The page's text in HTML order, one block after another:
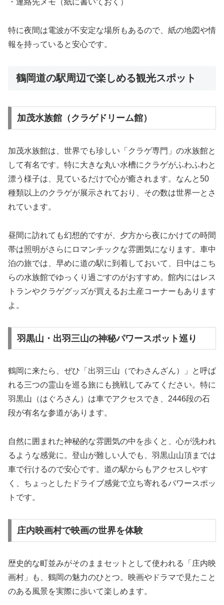
・連絡先メモ（紙に書いておく）
特に夜間は電波が不安定な場所もあるので、紙の地図や情
報を持っていると安心です。
鶴岡道の駅周辺で楽しめる観光スポット
加茂水族館（クラゲドリーム館）
加茂水族館は、世界でも珍しい「クラゲ専門」の水族館と
して有名です。特に大きな丸い水槽にクラゲがふわふわと
漂う様子は、見ているだけで心が癒されます。なんと50
種類以上のクラゲが展示されており、その数は世界一とさ
れています。
昼間に訪れても幻想的ですが、夕方から夜にかけての時間
帯は照明がさらにロマンチックな雰囲気になります。車中
泊の旅では、早めに道の駅に到着しておいて、日中はこち
らの水族館でゆっくり過ごすのがおすすめ。館内にはレス
トランやクラゲグッズが買えるお土産コーナーもあります
よ。
羽黒山・出羽三山の神秘パワースポット巡り
鶴岡に来たら、ぜひ「出羽三山（でわさんざん）」と呼ば
れる三つの霊山を巡る旅にも挑戦してみてください。特に
羽黒山（はぐろさん）は車でアクセスでき、2446段の石
段が有名な参道があります。
自然に囲まれた神秘的な雰囲気の中を歩くと、心が洗われ
るような感覚に。登山が難しい人でも、羽黒山山頂までは
車で行けるので安心です。道の駅からもアクセスしやす
く、ちょっとしたドライブ感覚で立ち寄れるパワースポッ
トです。
庄内映画村で映画の世界を体験
歴史的な町並みがそのままセットとして使われる「庄内映
画村」も、鶴岡の魅力のひとつ。映画やドラマで見たこと
のある風景を実際に歩いて楽しめます。